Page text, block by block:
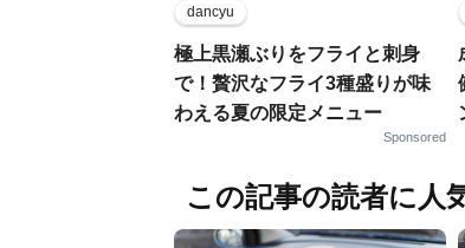
dancyu
極上黒瀬ぶりをフライと刺身
で！贅沢なフライ3種盛りが味
わえる夏の限定メニュー
Sponsored
この記事の読者に人